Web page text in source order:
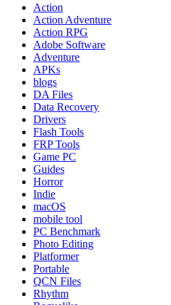
Action
Action Adventure
Action RPG
Adobe Software
Adventure
APKs
blogs
DA Files
Data Recovery
Drivers
Flash Tools
FRP Tools
Game PC
Guides
Horror
Indie
macOS
mobile tool
PC Benchmark
Photo Editing
Platformer
Portable
QCN Files
Rhythm